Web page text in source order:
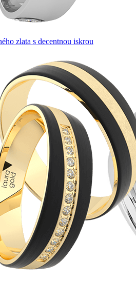
zlata s decentnou iskrou